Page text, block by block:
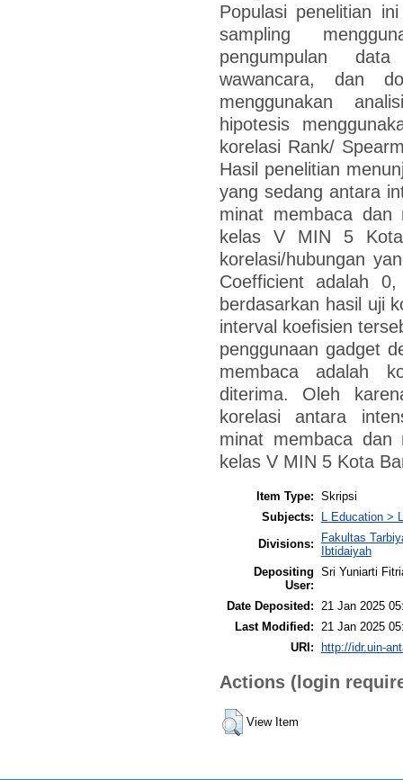
Populasi penelitian
sampling
pengumpulan data
wawancara, dan
menggunakan
hipotesis
korelasi Rank/
Hasil penelitian
yang sedang antara
minat membaca dan
kelas V MIN 5 Kota
korelasi/hubungan
Coefficient adalah
berdasarkan hasil uji
interval koefisien
penggunaan gadget
membaca adalah
diterima. Oleh
korelasi antara
minat membaca dan
kelas V MIN 5 Kota
Item Type: Skripsi
Subjects:
L Education >
Divisions:
Fakultas
Ibtidaiyah
Depositing
User:
Sri Yuniarti
Date Deposited:
21 Jan 2025
Last Modified:
21 Jan 2025
URI: http://idr.uin-
Actions (login
View Item